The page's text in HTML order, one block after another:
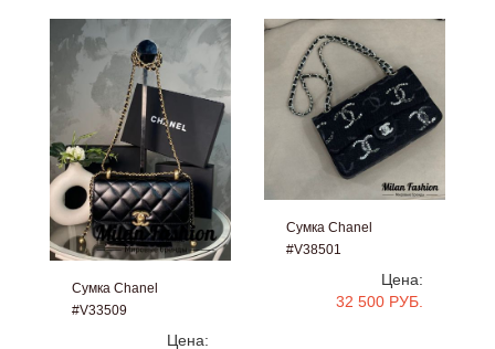
Сумка Chanel
#V33509
Цена:
Сумка Chanel
#V38501
Цена:
32 500 РУБ.